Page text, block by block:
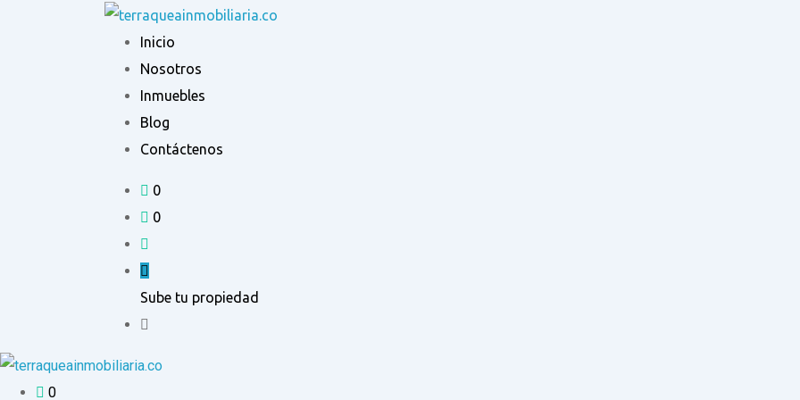
Inicio
Nosotros
Inmuebles
Blog
Contáctenos
0
0
Sube tu propiedad
0